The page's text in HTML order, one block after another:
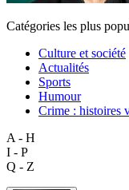
Catégories les plus
Culture et société
Actualités
Sports
Humour
Crime : histoires
A - H
I - P
Q - Z